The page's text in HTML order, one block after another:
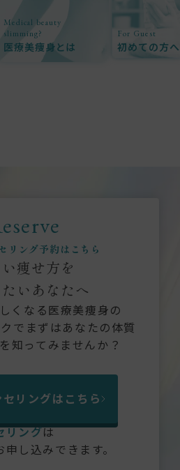
Medical beauty
slimming?
医療美痩身とは
For Guest
初めての方へ
リング予約はこちら
痩せ方を
いあなたへ
くなる医療美痩身の
でまずはあなたの体質
知ってみませんか？
リングはこちら
リングは
し込みできます。